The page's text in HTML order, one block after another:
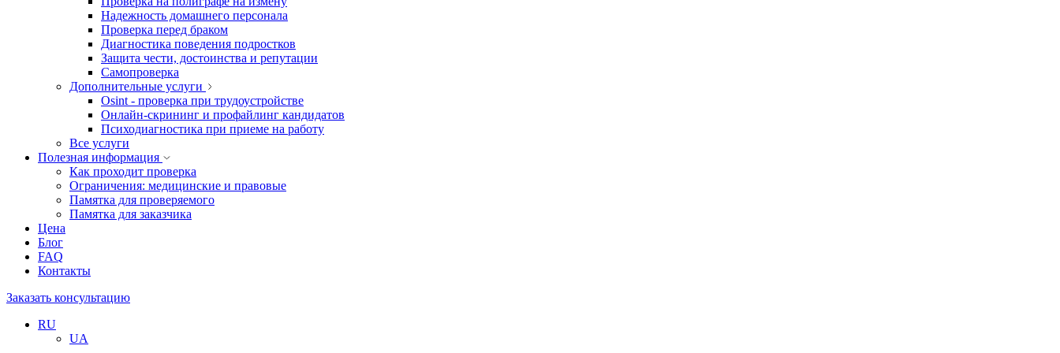
Надежность домашнего персонала
Проверка перед браком
Диагностика поведения подростков
Защита чести, достоинства и репутации
Самопроверка
Дополнительные услуги
Osint - проверка при трудоустройстве
Онлайн-скрининг и профайлинг кандидатов
Психодиагностика при приеме на работу
Все услуги
Полезная информация
Как проходит проверка
Ограничения: медицинские и правовые
Памятка для проверяемого
Памятка для заказчика
Цена
Блог
FAQ
Контакты
Заказать консультацию
RU
UA